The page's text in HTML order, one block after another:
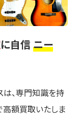
に自信 ニー
は、専門知識を持
高額買取いたしま